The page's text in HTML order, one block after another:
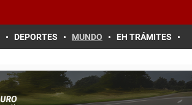
DEPORTES MUNDO EH TRÁMITES